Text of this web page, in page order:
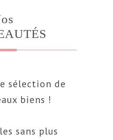
Nos
sélection de
biens !
sans plus